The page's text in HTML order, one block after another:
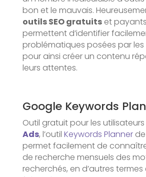
bon et le mauvais.
outils SEO gratuitset
permettent d’identifier
problématiques posées par
pour ainsi créer un contenu
leurs attentes.
Google Keywords
Outil gratuit pour les
Ads, l’outil Keywords Plannerde
permet facilement de
de recherche mensuels des
recherchés, en d’autres